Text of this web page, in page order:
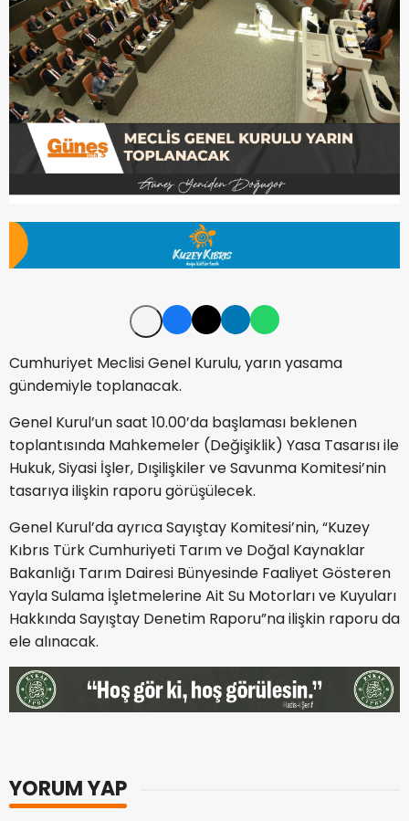
Cumhuriyet Meclisi Genel Kurulu, yarın yasama
gündemiyle toplanacak.
Genel Kurul’un saat 10.00’da başlaması beklenen
toplantısında Mahkemeler (Değişiklik) Yasa Tasarısı ile
Hukuk, Siyasi İşler, Dışilişkiler ve Savunma Komitesi’nin
tasarıya ilişkin raporu görüşülecek.
Genel Kurul’da ayrıca Sayıştay Komitesi’nin, “Kuzey
Kıbrıs Türk Cumhuriyeti Tarım ve Doğal Kaynaklar
Bakanlığı Tarım Dairesi Bünyesinde Faaliyet Gösteren
Yayla Sulama İşletmelerine Ait Su Motorları ve Kuyuları
Hakkında Sayıştay Denetim Raporu”na ilişkin raporu da
ele alınacak.
YORUM YAP